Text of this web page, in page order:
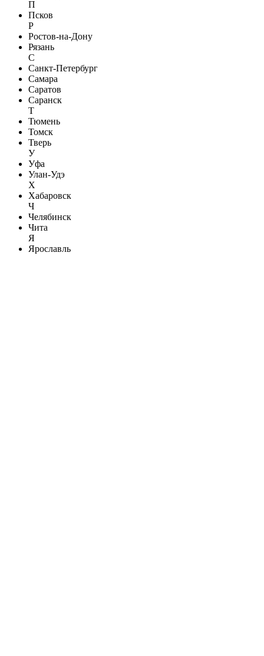
П
Псков
Р
Ростов-на-Дону
Рязань
С
Санкт-Петербург
Самара
Саратов
Саранск
Т
Тюмень
Томск
Тверь
У
Уфа
Улан-Удэ
Х
Хабаровск
Ч
Челябинск
Чита
Я
Ярославль